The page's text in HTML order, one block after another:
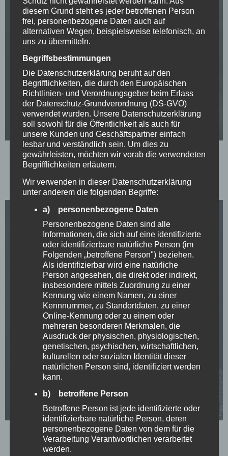
Christian Rottler
vocals, guitar
Alexander Dannecker
diesem Grund steht es jeder betroffenen Person
frei, personenbezogene Daten auch auf
alternativen Wegen, beispielsweise telefonisch, an
uns zu übermitteln.
Begriffsbestimmungen
Die Datenschutzerklärung beruht auf den
Begrifflichkeiten, die durch den Europäischen
Richtlinien- und Verordnungsgeber beim Erlass
der Datenschutz-Grundverordnung (DS-GVO)
verwendet wurden. Unsere Datenschutzerklärung
soll sowohl für die Öffentlichkeit als auch für
unsere Kunden und Geschäftspartner einfach
lesbar und verständlich sein. Um dies zu
gewährleisten, möchten wir vorab die verwendeten
Begrifflichkeiten erläutern.
Wir verwenden in dieser Datenschutzerklärung
unter anderem die folgenden Begriffe:
a) personenbezogene Daten
Personenbezogene Daten sind alle
Informationen, die sich auf eine identifizierte
oder identifizierbare natürliche Person (im
Folgenden „betroffene Person") beziehen.
Als identifizierbar wird eine natürliche
Person angesehen, die direkt oder indirekt,
insbesondere mittels Zuordnung zu einer
Kennung wie einem Namen, zu einer
Kennnummer, zu Standortdaten, zu einer
Online-Kennung oder zu einem oder
mehreren besonderen Merkmalen, die
Ausdruck der physischen, physiologischen,
genetischen, psychischen, wirtschaftlichen,
kulturellen oder sozialen Identität dieser
natürlichen Person sind, identifiziert werden
kann.
b) betroffene Person
Betroffene Person ist jede identifizierte oder
identifizierbare natürliche Person, deren
personenbezogene Daten von dem für die
Verarbeitung Verantwortlichen verarbeitet
werden.